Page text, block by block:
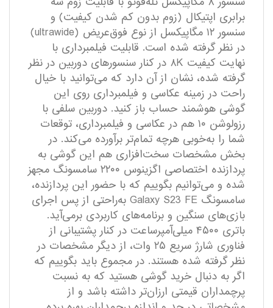
برابری اپتیکال (زوم بدون کم شدن کیفیت) و
سنسور ۱۲ مگاپیکسل از نوع فوق‌عریض (ultrawide)
در نظر گرفته شده است. قابلیت فیلمبرداری با
نهایت کیفیت ۸K در کنار سنسور‌های دوربین در نظر
گرفته شده، نشان از آن دارد که می‌توانید با خیال
راحت در زمینه عکاسی و فیلمبرداری روی این
گوشی هوشمند حساب باز کنید. دوربین سلفی با
رزولوشن ۱۰ هم در عکاسی و فیلمبرداری، توقعات
شما را به‌خوبی هرچه‌ تمام‌تر برآورده می‌کند. در
بخش مشخصات سخت‌افزاری هم این گوشی به
پردازنده اختصاصی اگزینوس ۲۲۰۰ سامسونگ مجهز
شده و می‌توانیم بگوییم که با حضور این پردازنده،
سامسونگ Galaxy S23 FE به‌راحتی از پس اجرای
بازی‌های سنگین و برنامه‌های کاربردی برمی‌آید.
باتری ۴۵۰۰ میلی‌آمپر‌ساعت در کنار پشتیبانی از
فناوری شارژ سریع ۲۵ وات، از دیگر مشخصات در
نظر گرفته شده هستند. در مجموع باید بگوییم که
اگر به دنبال خرید گوشی هستید که به نسبت
پرچمداران قیمتی ارزان‌تر داشته باشد و از